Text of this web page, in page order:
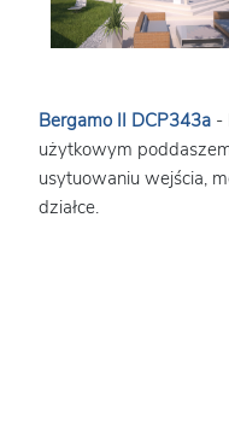
Bergamo II DCP343a -
użytkowym
usytuowaniu wejścia,
działce.